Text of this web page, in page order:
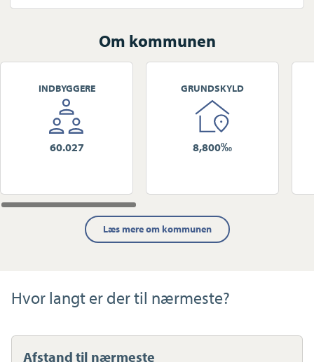
Om kommunen
INDBYGGERE
60.027
GRUNDSKYLD
8,800‰
Læs mere om kommunen
Hvor langt er der til nærmeste?
Afstand til nærmeste